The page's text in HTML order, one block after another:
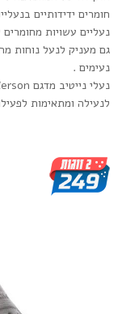
חומרים ידידותיים
נעליים עשויות
גם מעניק לנעל נוחות
נעימים .
לנעילה ומתאימות